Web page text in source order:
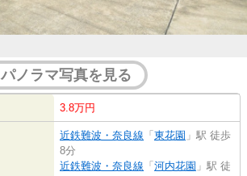
パノラマ写真を見る
3.8万円
近鉄難波・奈良線 「 東花園 」駅 徒歩
8分
近鉄難波・奈良線 「 河内花園 」駅 徒